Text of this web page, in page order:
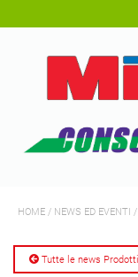
HOME / NEWS ED EVENTI /
Tutte le news